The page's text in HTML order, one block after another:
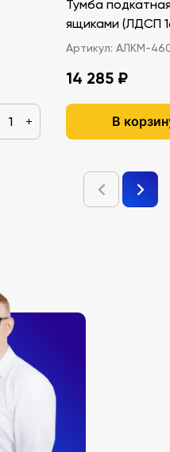
+
Тумба
ящиками
Артикул: АЛКМ-
14 285 ₽
В